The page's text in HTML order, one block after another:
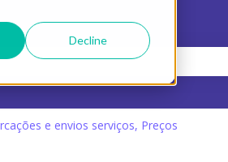
Decline
e envios serviços, Preços